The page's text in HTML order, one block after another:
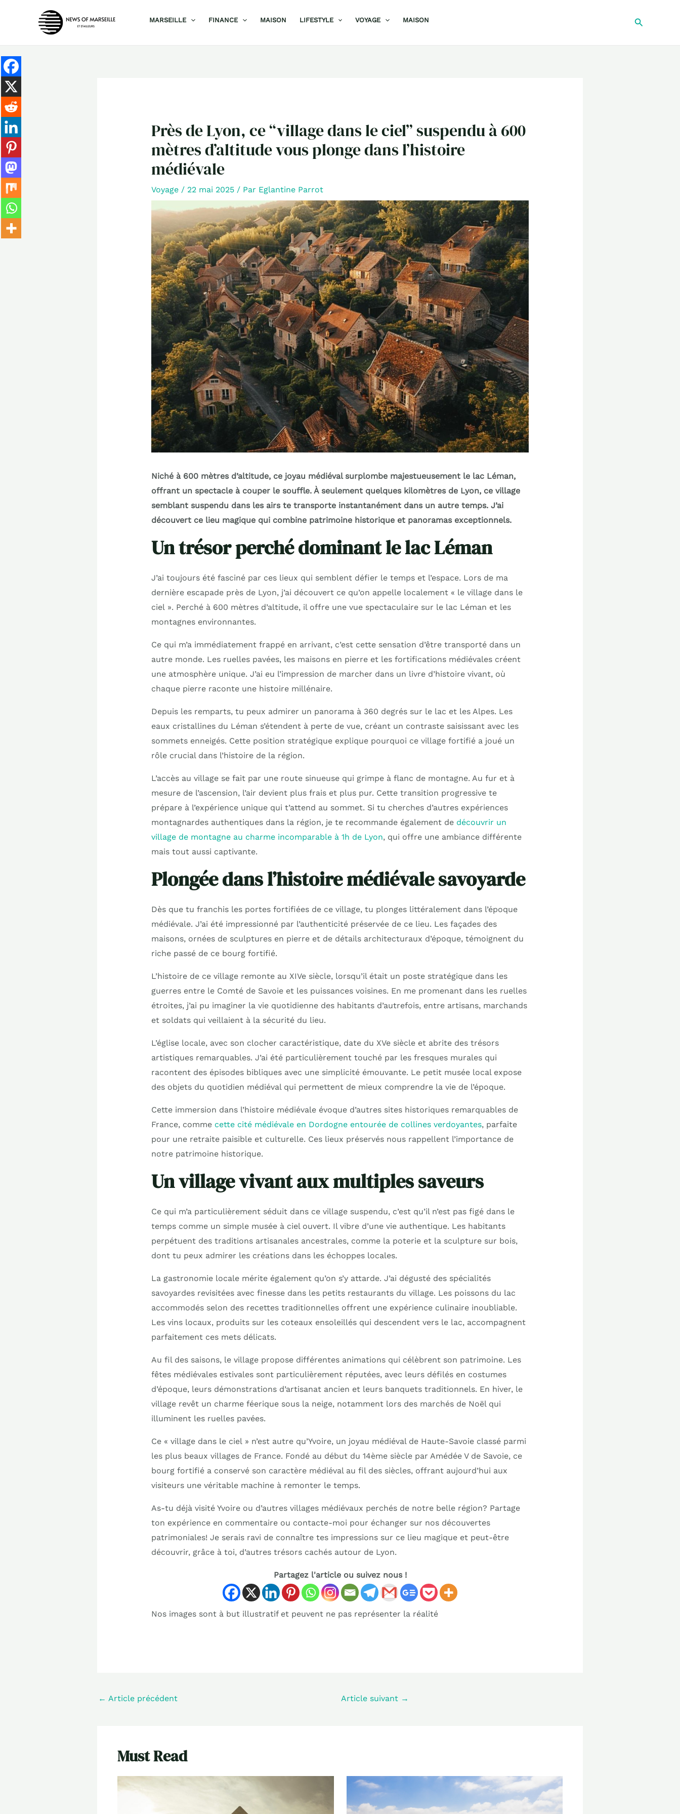
MARSEILLE FINANCE MAISON LIFESTYLE VOYAGE MAISON
Près de Lyon, ce “village dans le ciel” suspendu à 600
mètres d’altitude vous plonge dans l’histoire
médiévale
Voyage/ 22 mai 2025 / Par Eglantine Parrot
Niché à 600 mètres d’altitude, ce joyau médiéval surplombe majestueusement le lac Léman,
offrant un spectacle à couper le souffle. À seulement quelques kilomètres de Lyon, ce village
semblant suspendu dans les airs te transporte instantanément dans un autre temps. J’ai
découvert ce lieu magique qui combine patrimoine historique et panoramas exceptionnels.
Un trésor perché dominant le lac Léman
J’ai toujours été fasciné par ces lieux qui semblent défier le temps et l’espace. Lors de ma
dernière escapade près de Lyon, j’ai découvert ce qu’on appelle localement « le village dans le
ciel ». Perché à 600 mètres d’altitude, il offre une vue spectaculaire sur le lac Léman et les
montagnes environnantes.
Ce qui m’a immédiatement frappé en arrivant, c’est cette sensation d’être transporté dans un
autre monde. Les ruelles pavées, les maisons en pierre et les fortifications médiévales créent
une atmosphère unique. J’ai eu l’impression de marcher dans un livre d’histoire vivant, où
chaque pierre raconte une histoire millénaire.
Depuis les remparts, tu peux admirer un panorama à 360 degrés sur le lac et les Alpes. Les
eaux cristallines du Léman s’étendent à perte de vue, créant un contraste saisissant avec les
sommets enneigés. Cette position stratégique explique pourquoi ce village fortifié a joué un
rôle crucial dans l’histoire de la région.
L’accès au village se fait par une route sinueuse qui grimpe à flanc de montagne. Au fur et à
mesure de l’ascension, l’air devient plus frais et plus pur. Cette transition progressive te
prépare à l’expérience unique qui t’attend au sommet. Si tu cherches d’autres expériences
montagnardes authentiques dans la région, je te recommande également de découvrir un
village de montagne au charme incomparable à 1h de Lyon, qui offre une ambiance différente
mais tout aussi captivante.
Plongée dans l’histoire médiévale savoyarde
Dès que tu franchis les portes fortifiées de ce village, tu plonges littéralement dans l’époque
médiévale. J’ai été impressionné par l’authenticité préservée de ce lieu. Les façades des
maisons, ornées de sculptures en pierre et de détails architecturaux d’époque, témoignent du
riche passé de ce bourg fortifié.
L’histoire de ce village remonte au XIVe siècle, lorsqu’il était un poste stratégique dans les
guerres entre le Comté de Savoie et les puissances voisines. En me promenant dans les ruelles
étroites, j’ai pu imaginer la vie quotidienne des habitants d’autrefois, entre artisans, marchands
et soldats qui veillaient à la sécurité du lieu.
L’église locale, avec son clocher caractéristique, date du XVe siècle et abrite des trésors
artistiques remarquables. J’ai été particulièrement touché par les fresques murales qui
racontent des épisodes bibliques avec une simplicité émouvante. Le petit musée local expose
des objets du quotidien médiéval qui permettent de mieux comprendre la vie de l’époque.
Cette immersion dans l’histoire médiévale évoque d’autres sites historiques remarquables de
France, comme cette cité médiévale en Dordogne entourée de collines verdoyantes, parfaite
pour une retraite paisible et culturelle. Ces lieux préservés nous rappellent l’importance de
notre patrimoine historique.
Un village vivant aux multiples saveurs
Ce qui m’a particulièrement séduit dans ce village suspendu, c’est qu’il n’est pas figé dans le
temps comme un simple musée à ciel ouvert. Il vibre d’une vie authentique. Les habitants
perpétuent des traditions artisanales ancestrales, comme la poterie et la sculpture sur bois,
dont tu peux admirer les créations dans les échoppes locales.
La gastronomie locale mérite également qu’on s’y attarde. J’ai dégusté des spécialités
savoyardes revisitées avec finesse dans les petits restaurants du village. Les poissons du lac
accommodés selon des recettes traditionnelles offrent une expérience culinaire inoubliable.
Les vins locaux, produits sur les coteaux ensoleillés qui descendent vers le lac, accompagnent
parfaitement ces mets délicats.
Au fil des saisons, le village propose différentes animations qui célèbrent son patrimoine. Les
fêtes médiévales estivales sont particulièrement réputées, avec leurs défilés en costumes
d’époque, leurs démonstrations d’artisanat ancien et leurs banquets traditionnels. En hiver, le
village revêt un charme féerique sous la neige, notamment lors des marchés de Noël qui
illuminent les ruelles pavées.
Ce « village dans le ciel » n’est autre qu’Yvoire, un joyau médiéval de Haute-Savoie classé parmi
les plus beaux villages de France. Fondé au début du 14ème siècle par Amédée V de Savoie, ce
bourg fortifié a conservé son caractère médiéval au fil des siècles, offrant aujourd’hui aux
visiteurs une véritable machine à remonter le temps.
As-tu déjà visité Yvoire ou d’autres villages médiévaux perchés de notre belle région? Partage
ton expérience en commentaire ou contacte-moi pour échanger sur nos découvertes
patrimoniales! Je serais ravi de connaître tes impressions sur ce lieu magique et peut-être
découvrir, grâce à toi, d’autres trésors cachés autour de Lyon.
Partagez l'article ou suivez nous !
Nos images sont à but illustratif et peuvent ne pas représenter la réalité
← Article précédent Article suivant →
Must Read